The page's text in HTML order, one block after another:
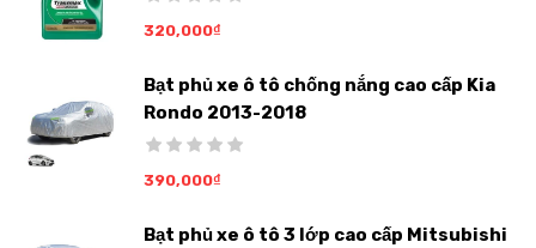
320,000₫
Bạt phủ xe ô tô chống nắng cao cấp Kia
Rondo 2013-2018
390,000₫
Bạt phủ xe ô tô 3 lớp cao cấp Mitsubishi